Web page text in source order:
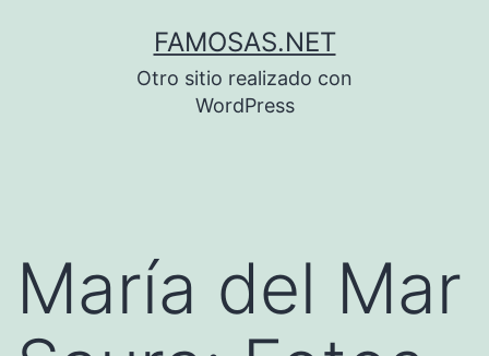
FAMOSAS.NET
Otro sitio realizado con
WordPress
María del Mar